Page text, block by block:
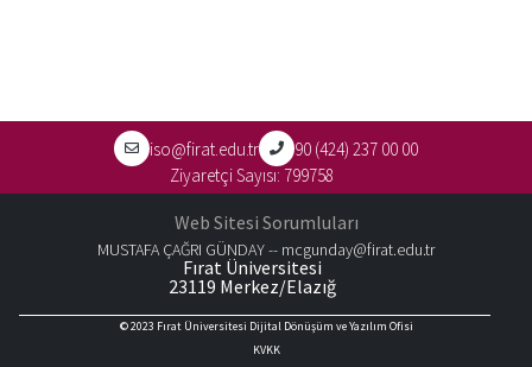
iso@firat.edu.tr
90 (424) 237 00 00
Ziyaretçi Sayısı: 799758
Web Sitesi Sorumluları
MUSTAFA ÇAĞRI GÜNDAY -- mcgunday@firat.edu.tr
Fırat Üniversitesi
23119 Merkez/Elazığ
© 2023 Fırat Üniversitesi Dijital Dönüşüm ve Yazılım Ofisi
KVKK